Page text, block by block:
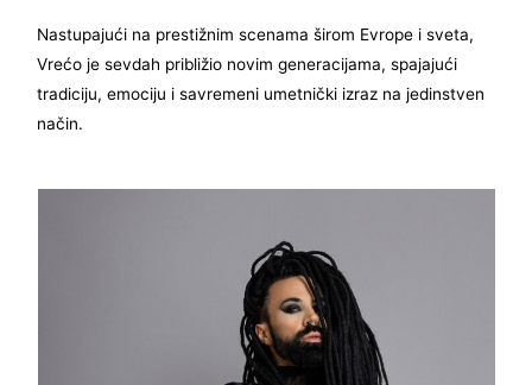
Nastupajući na prestižnim scenama širom Evrope i sveta,
Vrećo je sevdah približio novim generacijama, spajajući
tradiciju, emociju i savremeni umetnički izraz na jedinstven
način.